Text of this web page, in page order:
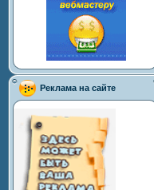
Реклама на сайте